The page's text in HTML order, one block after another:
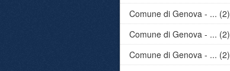
Comune di Genova - ... (2)
Comune di Genova - ... (2)
Comune di Genova - ... (2)